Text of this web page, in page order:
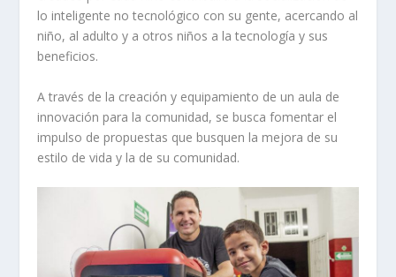
lo inteligente no tecnológico con su gente, acercando al
niño, al adulto y a otros niños a la tecnología y sus
beneficios.
A través de la creación y equipamiento de un aula de
innovación para la comunidad, se busca fomentar el
impulso de propuestas que busquen la mejora de su
estilo de vida y la de su comunidad.